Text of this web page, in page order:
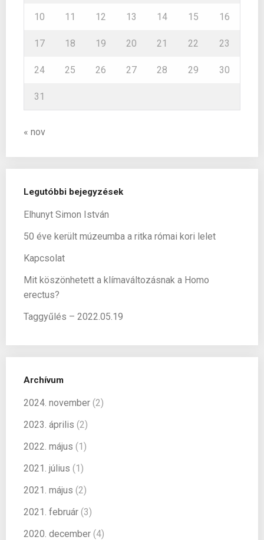
10 11 12 13 14 15 16
17 18 19 20 21 22 23
24 25 26 27 28 29 30
31
« nov
Legutóbbi bejegyzések
Elhunyt Simon István
50 éve került múzeumba a ritka római kori lelet
Kapcsolat
Mit köszönhetett a klímaváltozásnak a Homo
erectus?
Taggyűlés – 2022.05.19
Archívum
2024. november (2)
2023. április (2)
2022. május (1)
2021. július (1)
2021. május (2)
2021. február (3)
2020. december (4)